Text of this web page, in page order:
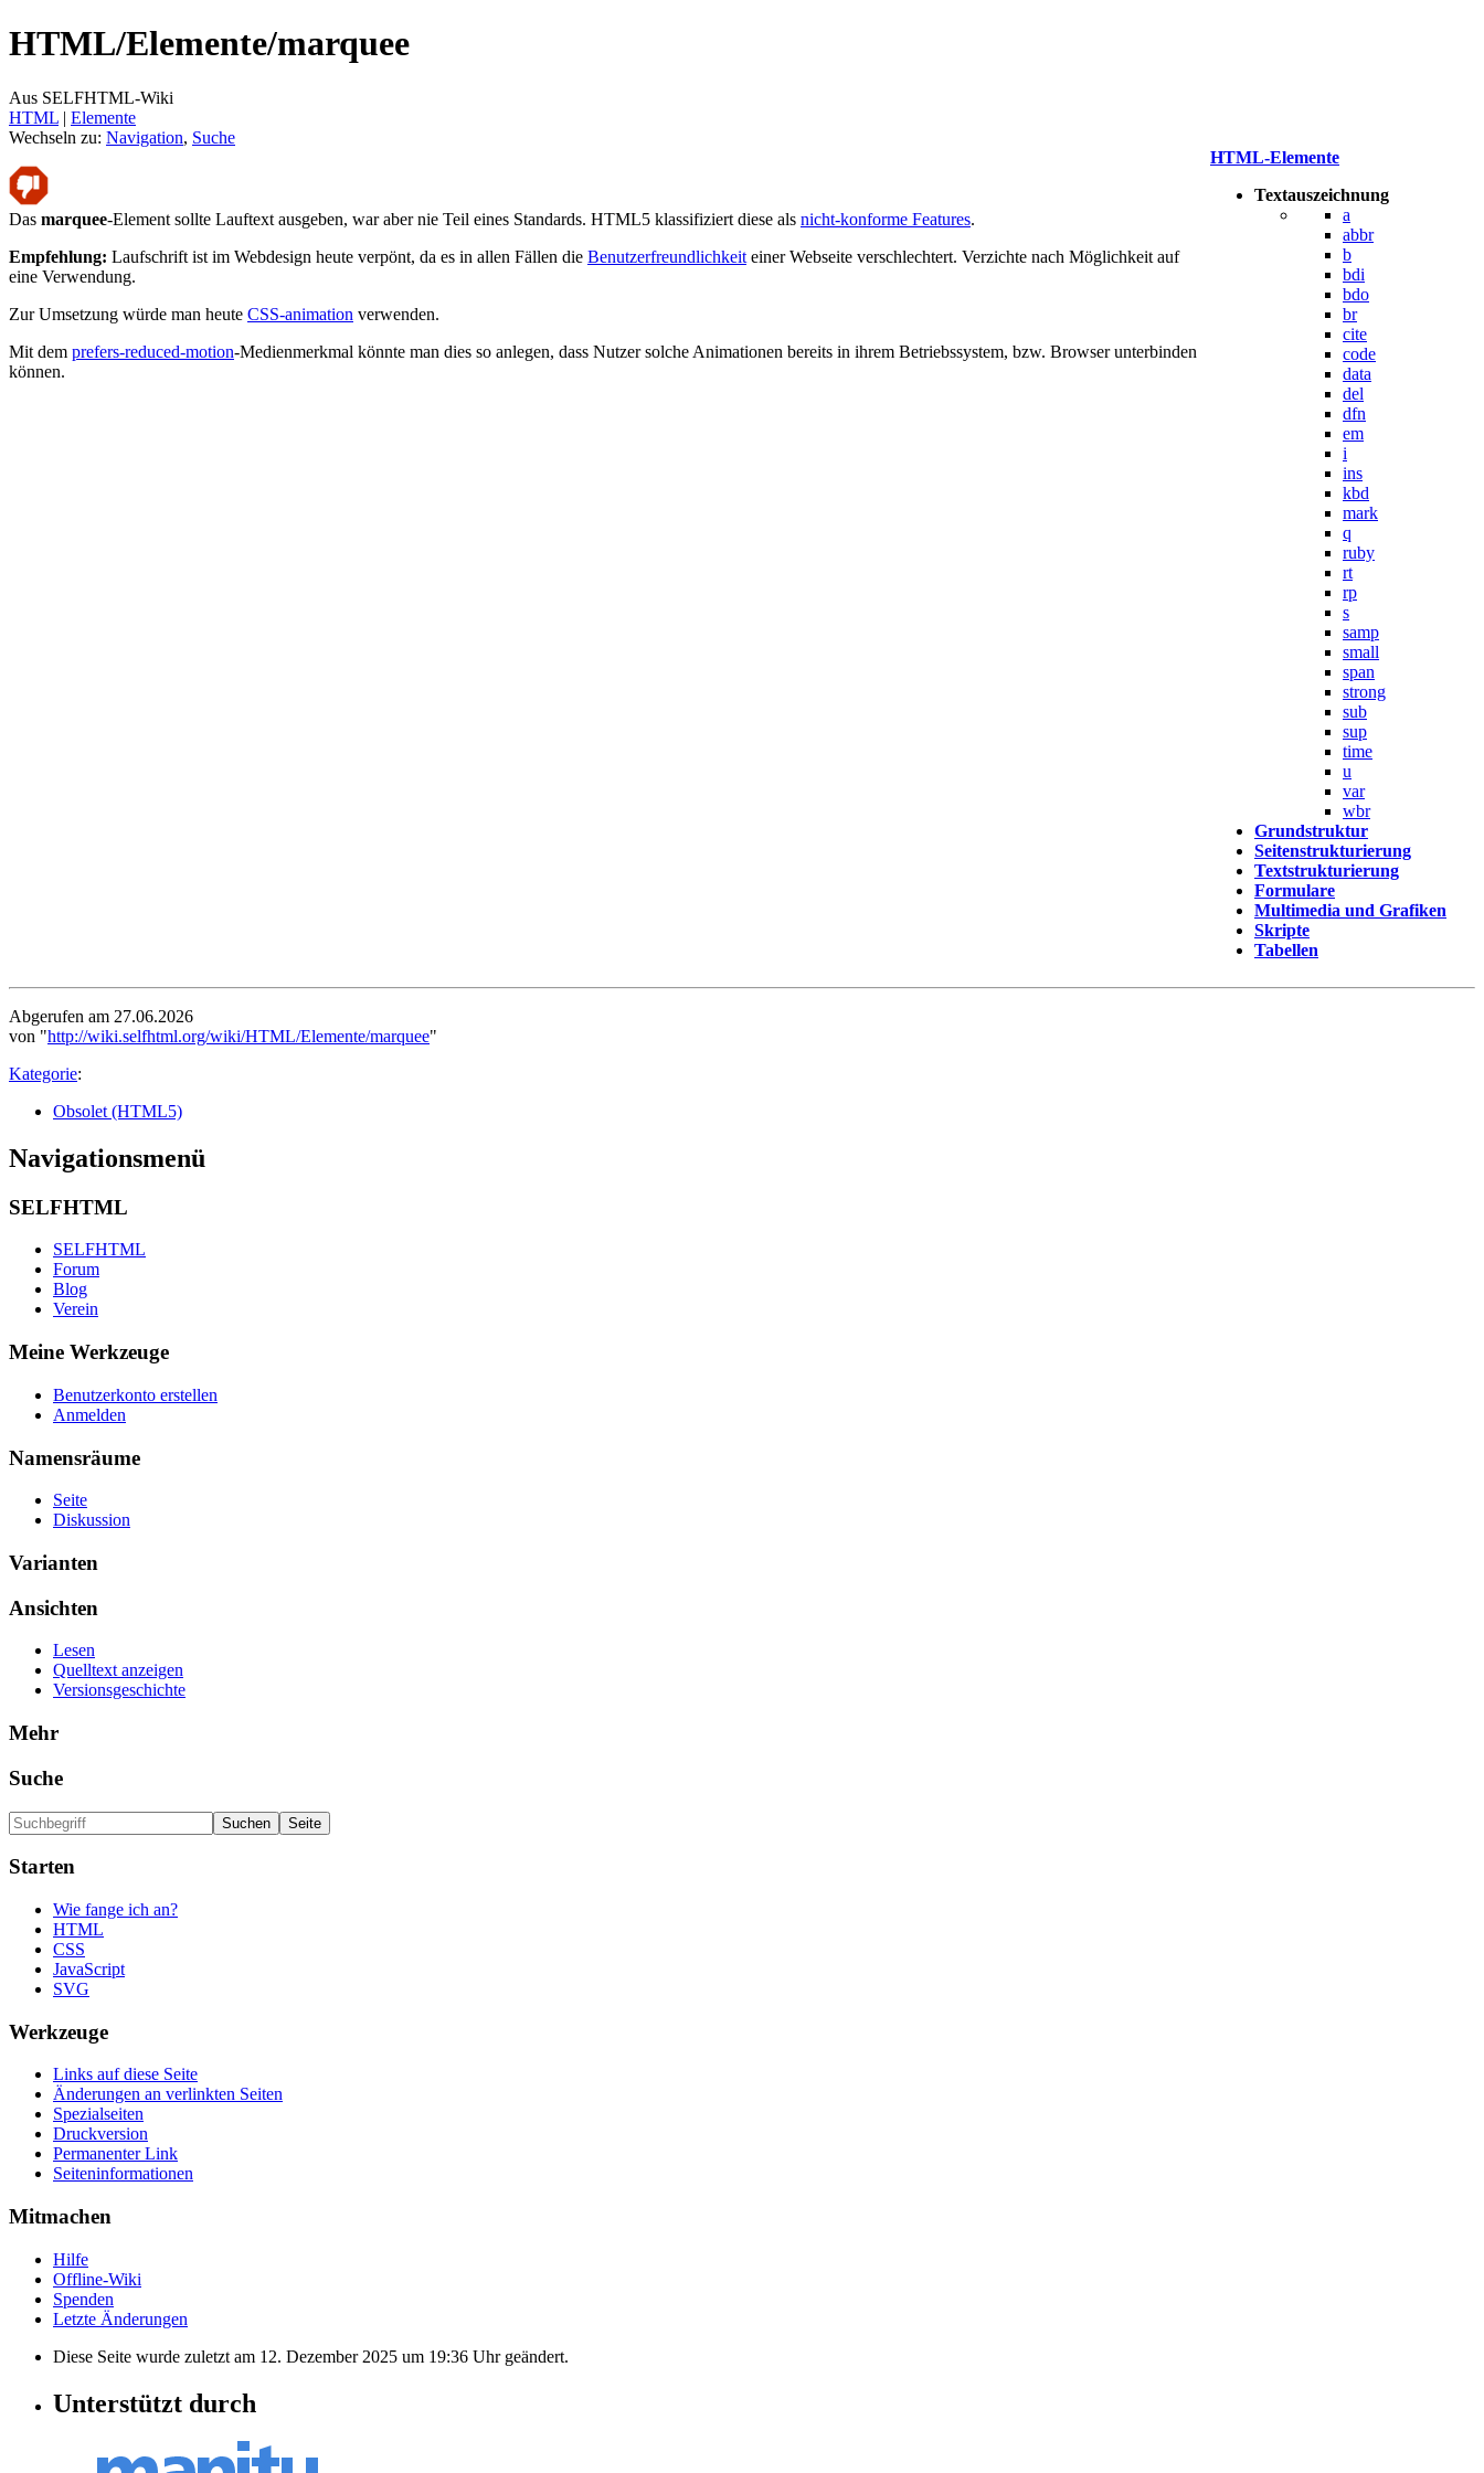
HTML/Elemente/marquee
Aus SELFHTML-Wiki
HTML ‎ | Elemente
Wechseln zu: Navigation, Suche
Das marquee-Element sollte Lauftext ausgeben, war aber nie Teil eines Standards. HTML5 klassifiziert diese als nicht-konforme Features.
Empfehlung: Laufschrift ist im Webdesign heute verpönt, da es in allen Fällen die Benutzerfreundlichkeit einer Webseite verschlechtert. Verzichte nach Möglichkeit auf
eine Verwendung.
Zur Umsetzung würde man heute CSS-animation verwenden.
Mit dem prefers-reduced-motion-Medienmerkmal könnte man dies so anlegen, dass Nutzer solche Animationen bereits in ihrem Betriebssystem, bzw. Browser unterbinden
können.
HTML-Elemente
Textauszeichnung
a
abbr
b
bdi
bdo
br
cite
code
data
del
dfn
em
i
ins
kbd
mark
q
ruby
rt
rp
s
samp
small
span
strong
sub
sup
time
u
var
wbr
Grundstruktur
Seitenstrukturierung
Textstrukturierung
Formulare
Multimedia und Grafiken
Skripte
Tabellen
Abgerufen am 27.06.2026
von "http://wiki.selfhtml.org/wiki/HTML/Elemente/marquee"
Kategorie:
Obsolet (HTML5)
Navigationsmenü
SELFHTML
SELFHTML
Forum
Blog
Verein
Meine Werkzeuge
Benutzerkonto erstellen
Anmelden
Namensräume
Seite
Diskussion
Varianten
Ansichten
Lesen
Quelltext anzeigen
Versionsgeschichte
Mehr
Suche
Starten
Wie fange ich an?
HTML
CSS
JavaScript
SVG
Werkzeuge
Links auf diese Seite
Änderungen an verlinkten Seiten
Spezialseiten
Druckversion
Permanenter Link
Seiten­informationen
Mitmachen
Hilfe
Offline-Wiki
Spenden
Letzte Änderungen
Diese Seite wurde zuletzt am 12. Dezember 2025 um 19:36 Uhr geändert.
Unterstützt durch